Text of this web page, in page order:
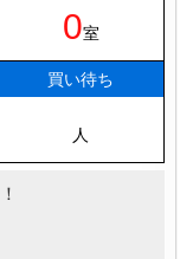
0室
買い待ち
人